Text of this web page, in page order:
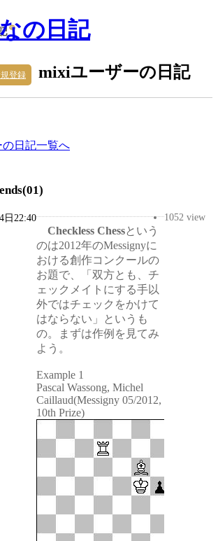
の日記
登録 mixiユーザーの日記
日記一覧へ
日22:40 1052 view
Checkless Chessという
のは2012年のMessignyに
おける創作コンクールの
お題で、「双方とも、チ
ェックメイトにする手以
外ではチェックをかけて
はならない」というも
の。まずは作例を見てみ
よう。
Example 1
Pascal Wassong, Michel
Caillaud(Messigny 05/2012,
10th Prize)